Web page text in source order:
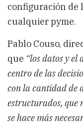
configuración de
cualquier pyme.
Pablo Couso,
que “los datos y el
centro de las
con la cantidad de
estructurados, que
se hace más